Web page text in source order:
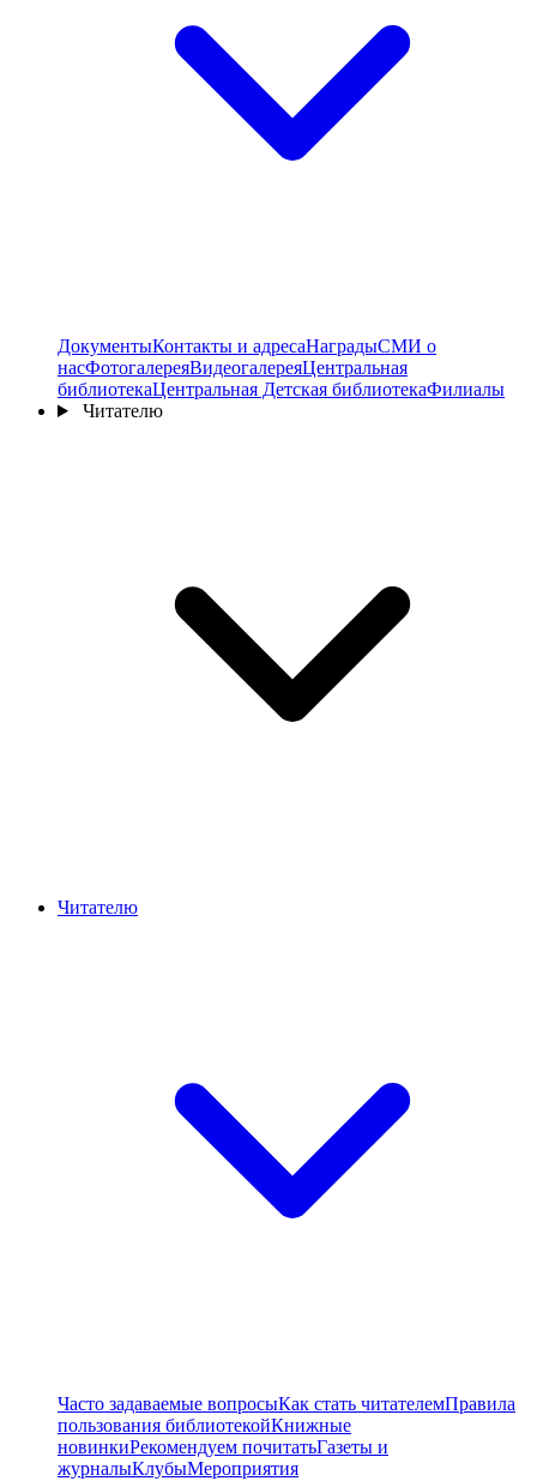
ДокументыКонтакты и адресаНаградыСМИ о
насФотогалереяВидеогалереяЦентральная
библиотекаЦентральная Детская библиотекаФилиалы
Читателю
Читателю
Часто задаваемые вопросыКак стать читателемПравила
пользования библиотекойКнижные
новинкиРекомендуем почитатьГазеты и
журналыКлубыМероприятия